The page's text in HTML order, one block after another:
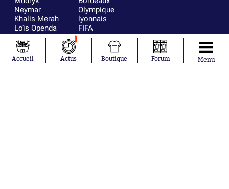
Neymar
Khalis Merah
Loïs Openda
Niakhaté
Nicolás
Tagliafico
Olympique
lyonnais
FIFA
Real Madrid
RC Strasbourg
AC Milan
France
Accueil
1
Actus Boutique Forum Menu